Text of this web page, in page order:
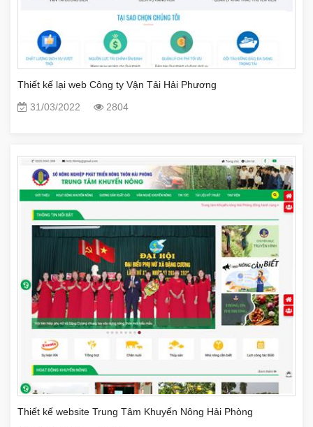
Thiết kế lại web Công ty Vận Tải Hải Phương
31/03/2022
2804
Thiết kế website Trung Tâm Khuyến Nông Hải Phòng